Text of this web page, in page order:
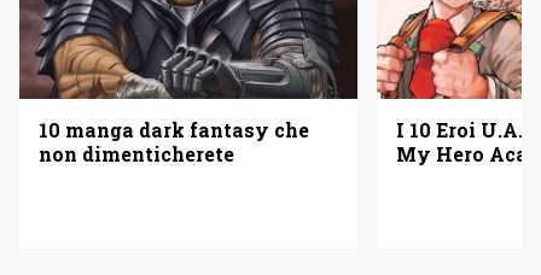
10 manga dark fantasy che
non dimenticherete
I 10 Eroi U.A.
My Hero